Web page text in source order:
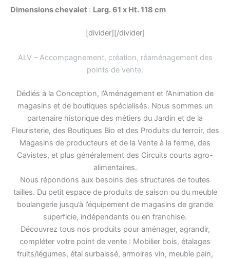
Dimensions chevalet : Larg. 61 x Ht. 118 cm
[divider][/divider]
ALV – Accompagnement, création, réaménagement des
points de vente.
Dédiés à la Conception, l’Aménagement et l’Animation de
magasins et de boutiques spécialisés. Nous sommes un
partenaire historique des métiers du Jardin et de la
Fleuristerie, des Boutiques Bio et des Produits du terroir, des
Magasins de producteurs et de la Vente à la ferme, des
Cavistes, et plus généralement des Circuits courts agro-
alimentaires.
Nous répondons aux besoins des structures de toutes
tailles. Du petit espace de produits de saison ou du meuble
boulangerie jusqu’à l’équipement de magasins de grande
superficie, indépendants ou en franchise.
Découvrez tous nos produits pour aménager, agrandir,
compléter votre point de vente : Mobilier bois, étalages
fruits/légumes, étal surbaissé, armoires vin, meuble pain,